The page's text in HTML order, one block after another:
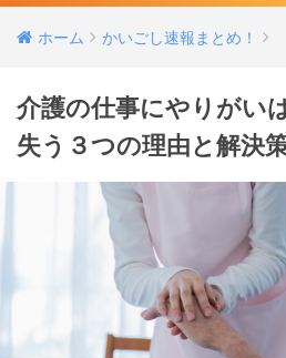
ホーム かいごし速報まとめ！
介護の仕事にやりがい
失う３つの理由と解決